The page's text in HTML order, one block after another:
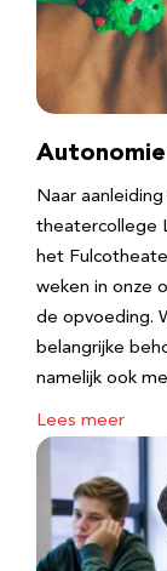
Naar
theatercollege
het
weken in onze
de opvoeding.
belangrijke
namelijk ook
Lees meer